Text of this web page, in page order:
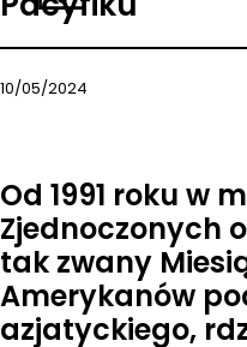
10/05/2024
Od 1991 roku w
Zjednoczonych
tak zwany
Amerykanów
azjatyckiego,